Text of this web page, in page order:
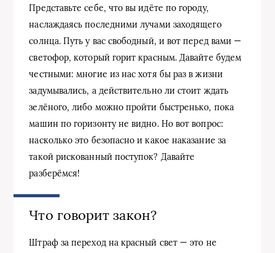
Представьте себе, что вы идёте по городу,
наслаждаясь последними лучами заходящего
солнца. Путь у вас свободный, и вот перед вами —
светофор, который горит красным. Давайте будем
честными: многие из нас хотя бы раз в жизни
задумывались, а действительно ли стоит ждать
зелёного, либо можно пройти быстренько, пока
машин по горизонту не видно. Но вот вопрос:
насколько это безопасно и какое наказание за
такой рискованный поступок? Давайте
разберёмся!
Что говорит закон?
Штраф за переход на красный свет — это не